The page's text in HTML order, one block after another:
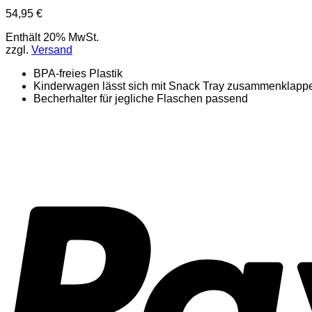
54,95 €
Enthält 20% MwSt.
zzgl. Versand
BPA-freies Plastik
Kinderwagen lässt sich mit Snack Tray
Becherhalter für jegliche Flaschen passend